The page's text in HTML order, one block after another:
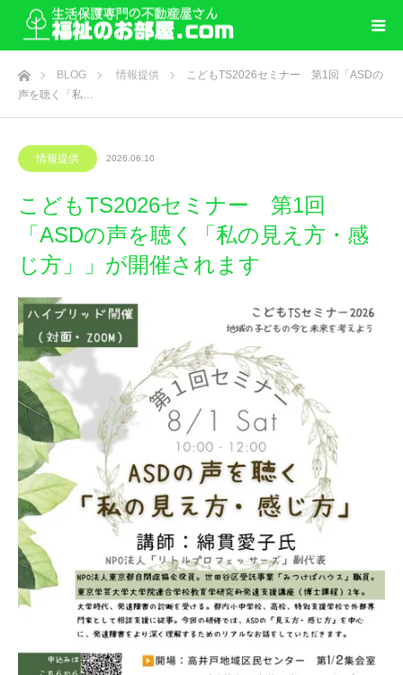
ホームBLOG 情報提供
こどもTS2026セミナー 第1回「ASDの
声を聴く「私…
情報提供 2026.06.10
こどもTS2026セミナー 第1回
「ASDの声を聴く「私の見え方・感
じ方」」が開催されます